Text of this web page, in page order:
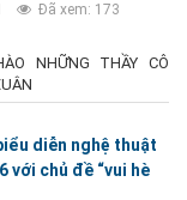
Đã xem: 173
NHỮNG THẦY CÔ
diễn nghệ thuật
với chủ đề “vui hè